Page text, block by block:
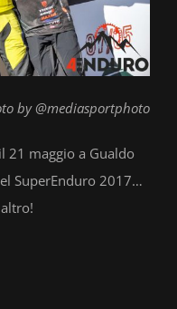
by @mediasportphoto
21 maggio a Gualdo
SuperEnduro 2017…